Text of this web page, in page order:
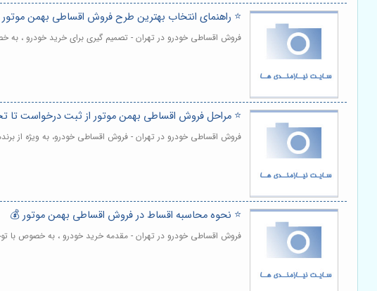
⭐️ راهنمای انتخاب بهترین طرح فروش اقساطی بهمن
فروش اقساطی خودرو در تهران - تصمیم گیری برای خرید خودرو ، به
⭐️ مراحل فروش اقساطی بهمن موتور از ثبت درخواست تا
فروش اقساطی خودرو در تهران - فروش اقساطی خودرو، به ویژه از
⭐️ نحوه محاسبه اقساط در فروش اقساطی بهمن موتور 💰
فروش اقساطی خودرو در تهران - مقدمه خرید خودرو ، به خصوص با